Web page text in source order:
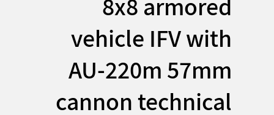
8x8 armored
vehicle IFV with
AU-220m 57mm
cannon technical